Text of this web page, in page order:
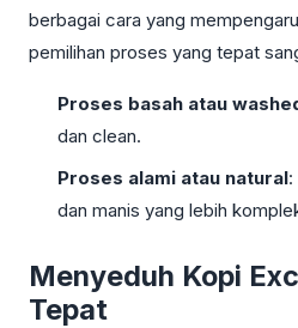
berbagai cara yang
pemilihan proses yang tepat
Proses basah atau
dan clean.
Proses alami atau natural
dan manis yang lebih
Menyeduh Kopi
Tepat